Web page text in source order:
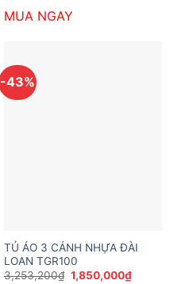
5,173,200₫.
MUA NGAY
-43%
TỦ ÁO 3 CÁNH NHỰA ĐÀI
LOAN TGR100
3,253,200₫ Giá
1,850,000₫Giá